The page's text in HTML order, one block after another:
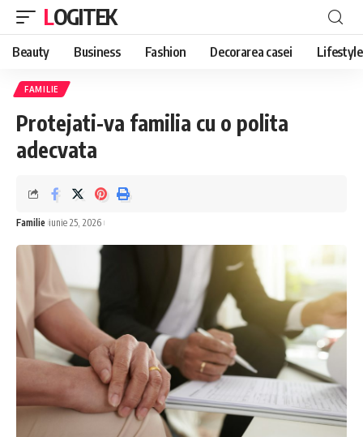
LOGITEK
Beauty Business Fashion Decorarea casei Lifestyle
FAMILIE
Protejati-va familia cu o polita
adecvata
Familie iunie 25, 2026